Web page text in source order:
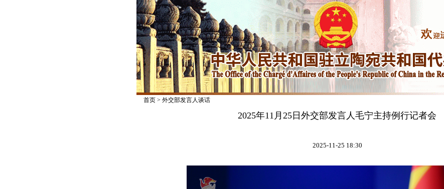
首页> 外交部发言人谈话
2025年11月25日外交部发言人毛宁主持例行记者会
2025-11-25 18:30